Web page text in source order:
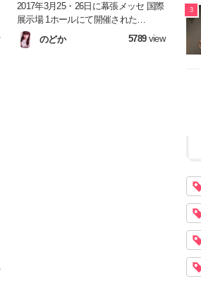
2017年3月25・26日に幕張メッセ 国際
展示場 1ホールにて開催された
『Hello! Project ひなフェス 2017』の
中から「嗣永桃子 プレミアム」の模
のどか 5789view
3